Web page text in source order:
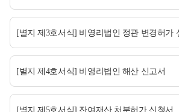
[별지 제3호서식] 비영리법인 정관 변경허가
[별지 제4호서식] 비영리법인 해산 신고서
[별지 제5호서식] 잔여재산 처분허가 신청서